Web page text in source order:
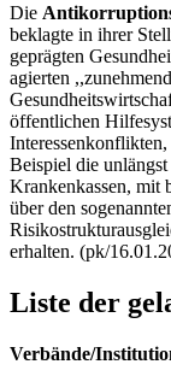
Die
beklagte in ihrer
geprägten
agierten
öffentlichen
Beispiel die
Krankenkassen, mit
über den
erhalten. (pk/
Liste der
Verbände/